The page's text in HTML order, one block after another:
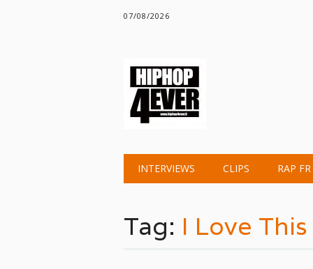
07/08/2026
Main menu
INTERVIEWS CLIPS RAP FR
Tag: I Love